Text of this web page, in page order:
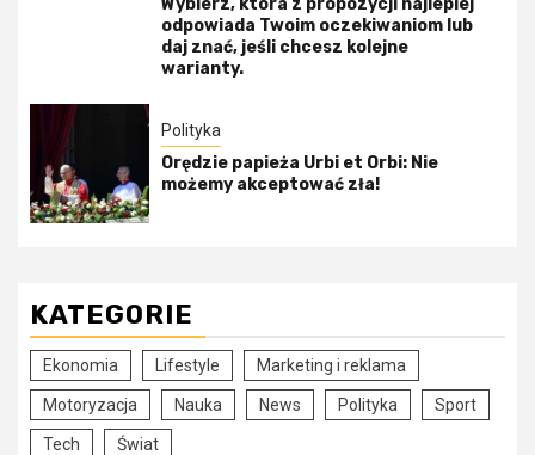
odpowiada Twoim oczekiwaniom lub
daj znać, jeśli chcesz kolejne
warianty.
Polityka
Orędzie papieża Urbi et Orbi: Nie
możemy akceptować zła!
KATEGORIE
Ekonomia Lifestyle Marketing i reklama
Motoryzacja Nauka News Polityka Sport
Tech Świat